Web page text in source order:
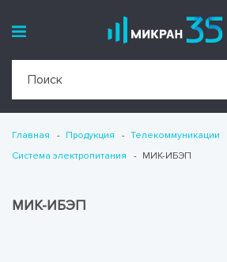
Главная Продукция
Телекоммуникации
Система электропитания
МИК-ИБЭП
МИК-ИБЭП